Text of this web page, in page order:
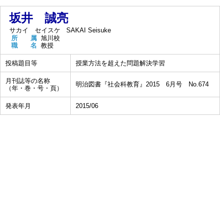
坂井 誠亮
サカイ セイスケ
SAKAI Seisuke
所 属 旭川校
職 名 教授
投稿題目等 授業方法を超えた問題解決学習
月刊誌等の名称
（年・巻・号・頁）
明治図書『社会科教育』2015 6月号 No.674
発表年月 2015/06